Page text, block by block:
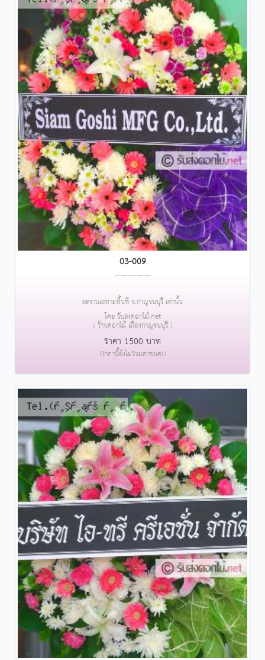
03-009
....................
ผลงานเฉพาะพื้นที่ จ.กาญจนบุรี เท่านั้น
โดย รับส่งดอกไม้.net
( ร้านดอกไม้ เมืองกาญจนบุรี )
ราคา 1500 บาท
(ราคานี้ยังไม่รวมค่าขนส่ง)